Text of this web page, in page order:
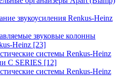
звукоусиления Renkus-Heinz
звуковые колонны
Heinz [23]
системы Renkus-Heinz
C SERIES [12]
системы Renkus-Heinz